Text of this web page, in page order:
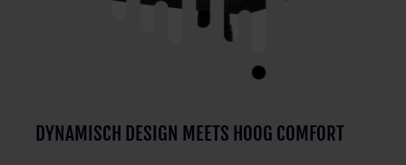
DYNAMISCH DESIGN MEETS HOOG COMFORT